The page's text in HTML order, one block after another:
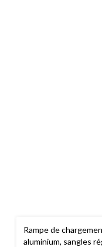
Rampe de
aluminium, sangles